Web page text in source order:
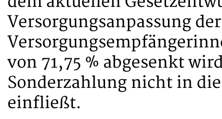
Versorgungsanpassung
von 71,75 % abgesenkt
Sonderzahlung nicht in
einfließt.